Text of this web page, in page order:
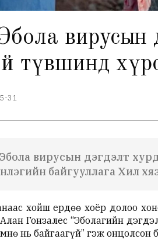
вирусын
түвшинд
31
вирусын дэгдэлт
байгууллага Хил
хойш ердөө хоёр долоо
Гонзалес “Эболагийн
нь байгаагүй” гэж онцолсон